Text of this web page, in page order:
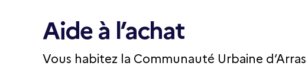
Aide à l’achat
Vous habitez la Communauté Urbaine